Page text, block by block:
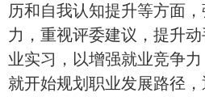
历和自我认知提升等方面
力，重视评委建议，提升
业实习，以增强就业竞争
就开始规划职业发展路径